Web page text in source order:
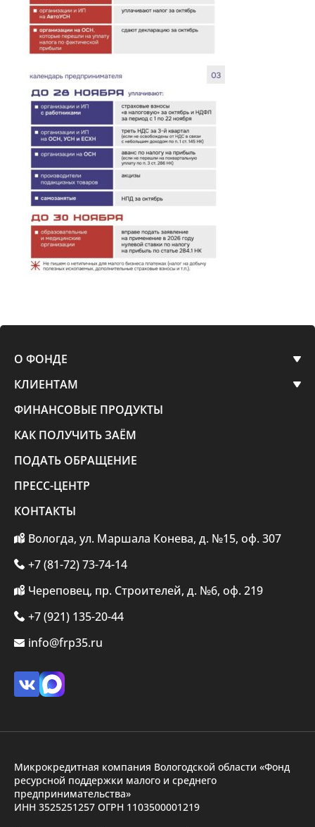
О ФОНДЕ
КЛИЕНТАМ
ФИНАНСОВЫЕ ПРОДУКТЫ
КАК ПОЛУЧИТЬ ЗАЁМ
ПОДАТЬ ОБРАЩЕНИЕ
ПРЕСС-ЦЕНТР
КОНТАКТЫ
Вологда, ул. Маршала Конева, д. №15, оф. 307
+7 (81-72) 73-74-14
Череповец, пр. Строителей, д. №6, оф. 219
+7 (921) 135-20-44
info@frp35.ru
Микрокредитная компания Вологодской области «Фонд
ресурсной поддержки малого и среднего
предпринимательства»
ИНН 3525251257 ОГРН 1103500001219